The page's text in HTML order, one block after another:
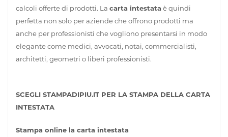
calcoli offerte di prodotti. La carta intestata è quindi
perfetta non solo per aziende che offrono prodotti ma
anche per professionisti che vogliono presentarsi in modo
elegante come medici, avvocati, notai, commercialisti,
architetti, geometri o liberi professionisti.
SCEGLI STAMPADIPIU.IT PER LA STAMPA DELLA CARTA
INTESTATA
Stampa online la carta intestata